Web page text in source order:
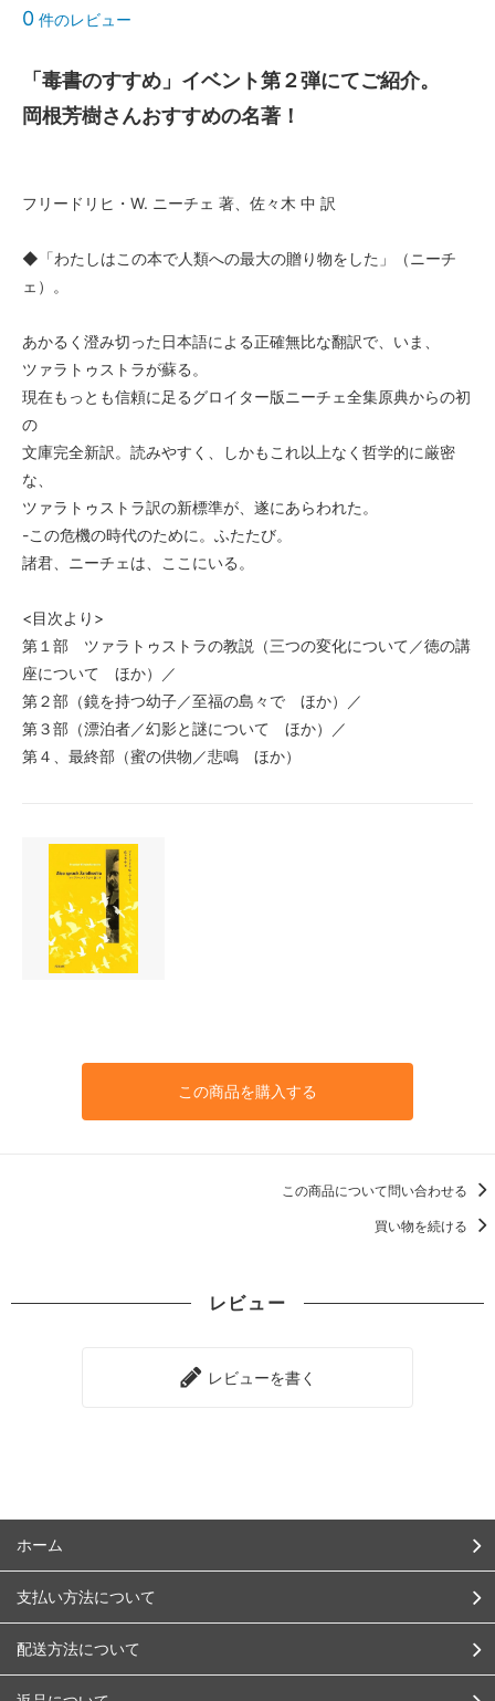
0 件のレビュー
「毒書のすすめ」イベント第２弾にてご紹介。
岡根芳樹さんおすすめの名著！
フリードリヒ・W. ニーチェ 著、佐々木 中 訳
◆「わたしはこの本で人類への最大の贈り物をした」（ニーチ
ェ）。
あかるく澄み切った日本語による正確無比な翻訳で、いま、
ツァラトゥストラが蘇る。
現在もっとも信頼に足るグロイター版ニーチェ全集原典からの初
の
文庫完全新訳。読みやすく、しかもこれ以上なく哲学的に厳密
な、
ツァラトゥストラ訳の新標準が、遂にあらわれた。
-この危機の時代のために。ふたたび。
諸君、ニーチェは、ここにいる。
<目次より>
第１部 ツァラトゥストラの教説（三つの変化について／徳の講
座について ほか）／
第２部（鏡を持つ幼子／至福の島々で ほか）／
第３部（漂泊者／幻影と謎について ほか）／
第４、最終部（蜜の供物／悲鳴 ほか）
この商品を購入する
この商品について問い合わせる
買い物を続ける
レビュー
レビューを書く
ホーム
支払い方法について
配送方法について